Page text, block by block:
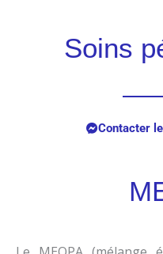
Soins
Contacter